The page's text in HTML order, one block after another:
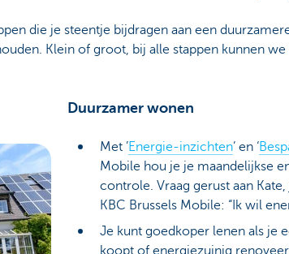
die je steentje bijdragen aan een
Klein of groot, bij alle stappen kunnen
Duurzamer wonen
Met ’Energie-inzichten’ en ‘
Mobile hou je je maandelijkse
controle. Vraag gerust aan
KBC Brussels Mobile: “Ik wil
Je kunt goedkoper lenen als je
koopt of energiezuinig